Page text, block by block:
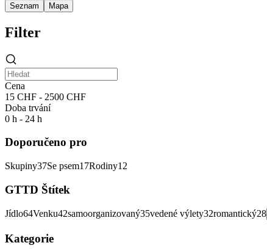
Seznam Mapa
Filter
Cena
15 CHF - 2500 CHF
Doba trvání
0 h - 24 h
Doporučeno pro
Skupiny37Se psem17Rodiny12
GTTD Štítek
Jídlo64Venku42samoorganizovaný35vedené výlety32romantický28
Kategorie